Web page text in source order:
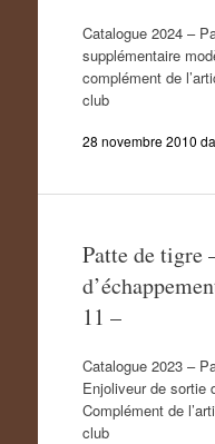
Catalogue 2024 –
supplémentaire
complément de
club
28 novembre 2010
Patte de tigre
11 –
Catalogue 2023 –
Enjoliveur de sortie
Complément de
club